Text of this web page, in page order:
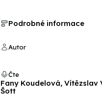
Podrobné informace
Autor
Čte
Fany Koudelová, Vítězslav
Šott